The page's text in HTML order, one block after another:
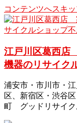
コンテンツへスキ
江戸川区葛西店
機器のリサイク
浦安市・市川市・
区、新宿区・渋谷
町 グッドリサイ